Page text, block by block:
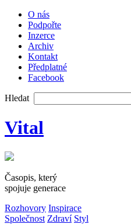
O nás
Podpořte
Inzerce
Archiv
Kontakt
Předplatné
Facebook
Hledat
Vital
Časopis, který
spojuje generace
Rozhovory Inspirace
Společnost Zdraví Styl